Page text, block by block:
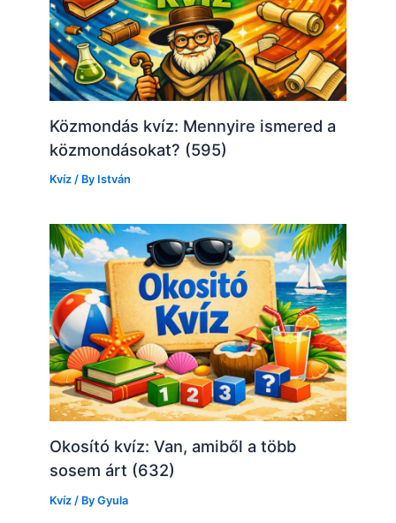
Közmondás kvíz: Mennyire ismered a
közmondásokat? (595)
Kvíz / By István
Okosító kvíz: Van, amiből a több
sosem árt (632)
Kvíz / ByGyula